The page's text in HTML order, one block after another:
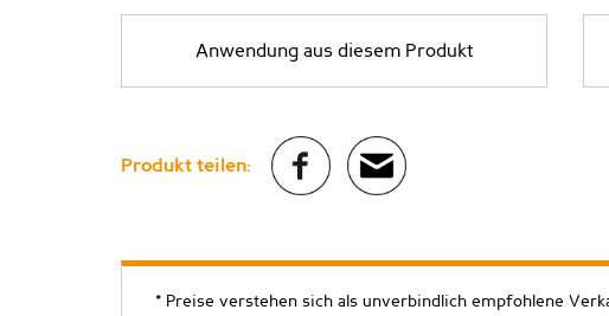
Anwendung aus diesem Produkt
Produkt teilen:
* Preise verstehen sich als unverbindlich empfohlene